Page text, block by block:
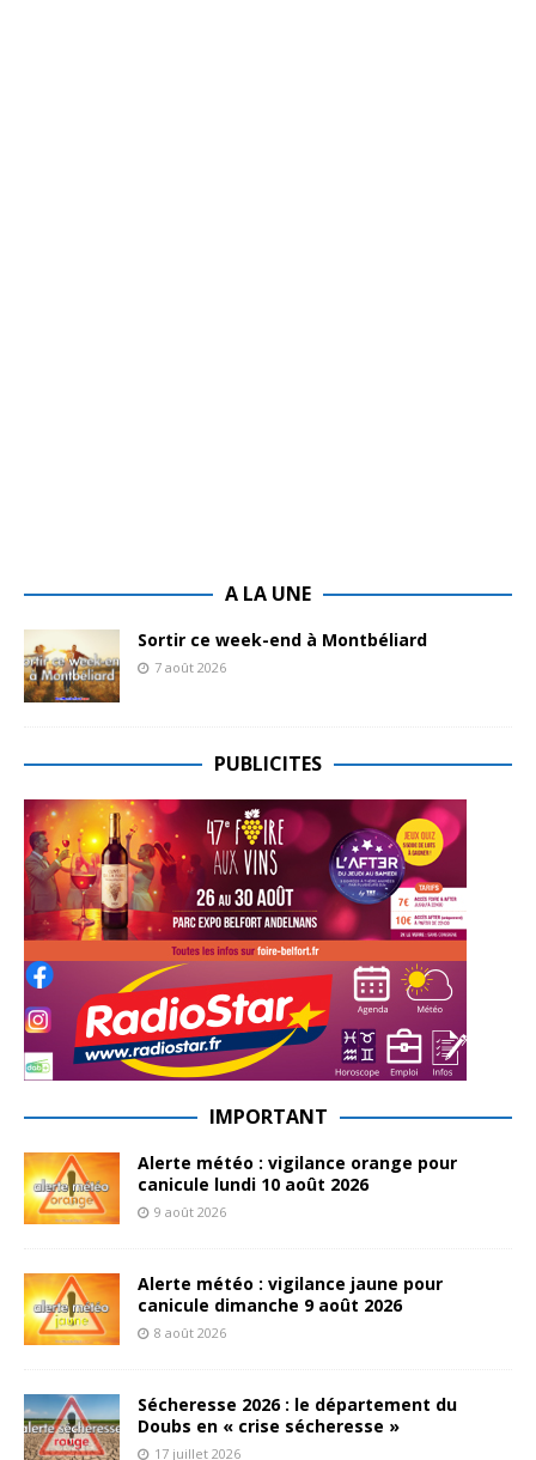
A LA UNE
Sortir ce week-end à Montbéliard
7 août 2026
PUBLICITES
IMPORTANT
Alerte météo : vigilance orange pour
canicule lundi 10 août 2026
9 août 2026
Alerte météo : vigilance jaune pour
canicule dimanche 9 août 2026
8 août 2026
Sécheresse 2026 : le département du
Doubs en « crise sécheresse »
17 juillet 2026